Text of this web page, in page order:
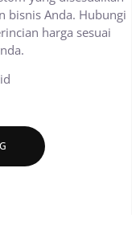
bisnis Anda. Hubungi
harga sesuai